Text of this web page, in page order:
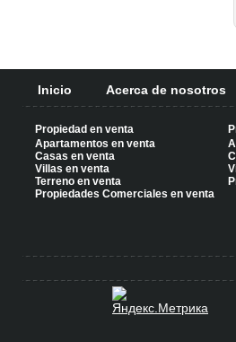
Inicio Acerca de nosotros
Propiedad en venta
Apartamentos en venta
Casas en venta
Villas en venta
Terreno en venta
Propiedades Comerciales en venta